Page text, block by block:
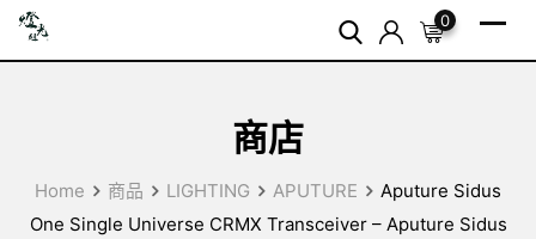
Skip
0
商店
Home 商品 LIGHTING APUTURE
Aputure Sidus
One Single Universe CRMX Transceiver – Aputure Sidus